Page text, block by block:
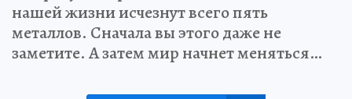
нашей жизни исчезнут всего пять
металлов. Сначала вы этого даже не
заметите. А затем мир начнет меняться…